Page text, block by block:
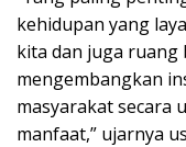
kehidupan yang
kita dan juga
mengembangkan
masyarakat secara
manfaat,” ujarnya